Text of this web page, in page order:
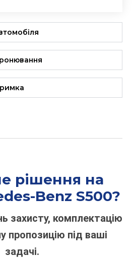
рішення на
Benz S500?
захисту, комплектацію
пропозицію під ваші
задачі.